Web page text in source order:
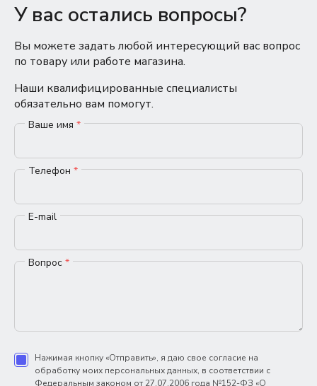
У вас остались вопросы?
Вы можете задать любой интересующий вас вопрос
по товару или работе магазина.
Наши квалифицированные специалисты
обязательно вам помогут.
Ваше имя *
Телефон *
E-mail
Вопрос *
Нажимая кнопку «Отправить», я даю свое согласие на
обработку моих персональных данных, в соответствии с
Федеральным законом от 27.07.2006 года №152-ФЗ «О